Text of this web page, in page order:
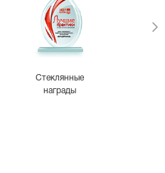
Стеклянные
награды